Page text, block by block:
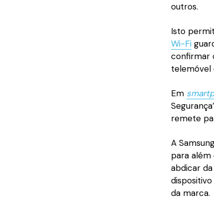
outros.
Isto
Wi-Fi
confirmar
telemóvel
Em
remete
A
para além
abdicar
dispositivo
da marca.